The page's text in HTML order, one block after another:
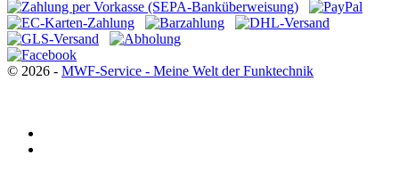
© 2026 - MWF-Service - Meine Welt der Funktechnik